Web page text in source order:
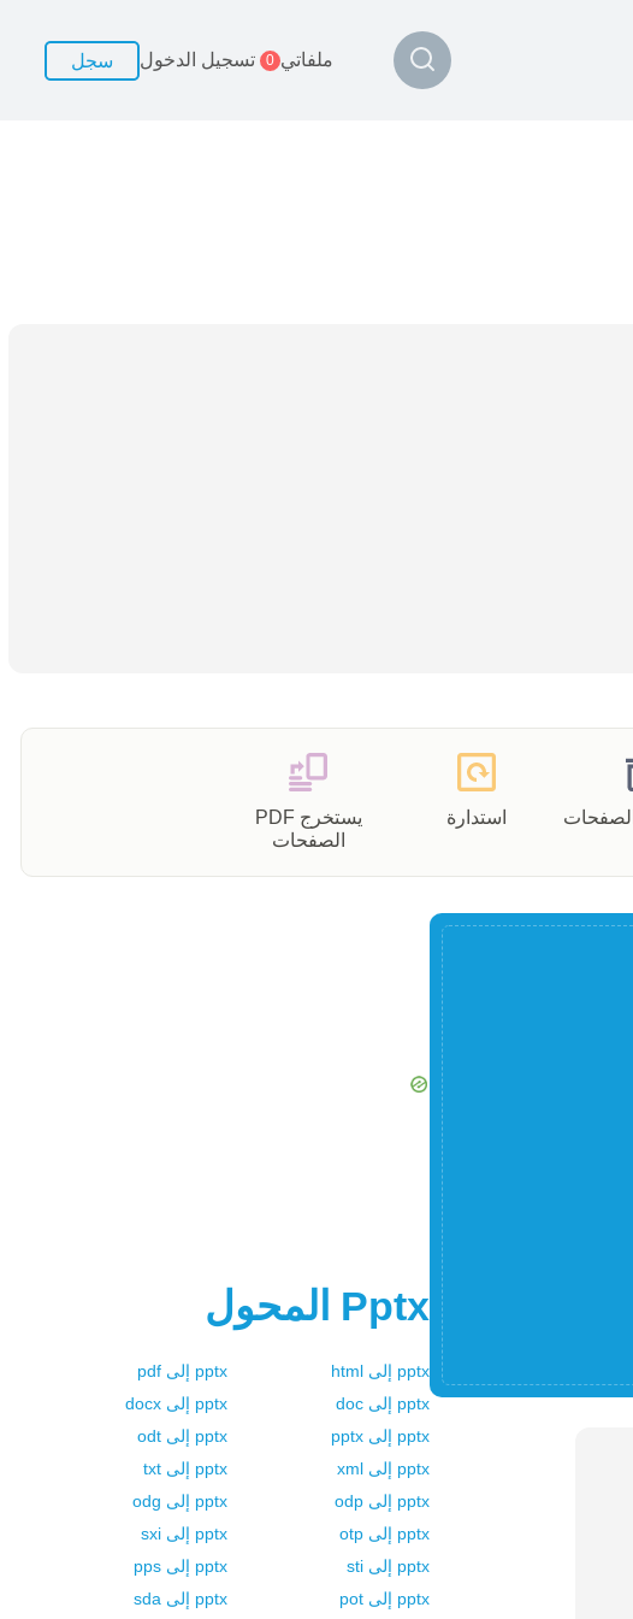
ملفاتي 0 تسجيل الدخول سجل
استدارة
يستخرج PDF
الصفحات
Pptx المحول
pptx إلى html
pptx إلى pdf
pptx إلى doc
pptx إلى docx
pptx إلى pptx
pptx إلى odt
pptx إلى xml
pptx إلى txt
pptx إلى odp
pptx إلى odg
pptx إلى otp
pptx إلى sxi
pptx إلى sti
pptx إلى pps
pptx إلى pot
pptx إلى sda